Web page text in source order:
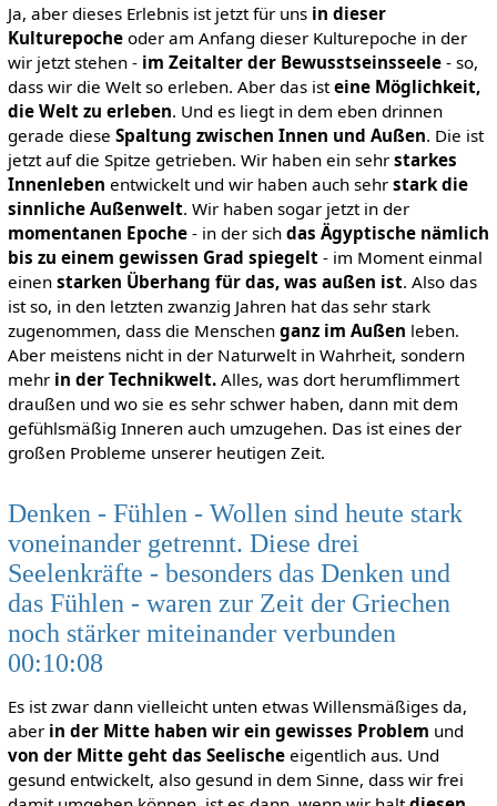
Ja, aber dieses Erlebnis ist jetzt für uns in dieser
Kulturepocheoder am Anfang dieser Kulturepoche in der
wir jetzt stehen - im Zeitalter der Bewusstseinsseele- so,
dass wir die Welt so erleben. Aber das isteine Möglichkeit,
die Welt zu erleben. Und es liegt in dem eben drinnen
gerade diese Spaltung zwischen Innen und Außen. Die ist
jetzt auf die Spitze getrieben. Wir haben ein sehr starkes
Innenleben entwickelt und wir haben auch sehr stark die
sinnliche Außenwelt. Wir haben sogar jetzt in der
momentanen Epoche- in der sich das Ägyptische nämlich
bis zu einem gewissen Grad spiegelt- im Moment einmal
einen starken Überhang für das, was außen ist. Also das
ist so, in den letzten zwanzig Jahren hat das sehr stark
zugenommen, dass die Menschen ganz im Außen leben.
Aber meistens nicht in der Naturwelt in Wahrheit, sondern
mehr in der Technikwelt.Alles, was dort herumflimmert
draußen und wo sie es sehr schwer haben, dann mit dem
gefühlsmäßig Inneren auch umzugehen. Das ist eines der
großen Probleme unserer heutigen Zeit.
Denken - Fühlen - Wollen sind heute stark
voneinander getrennt. Diese drei
Seelenkräfte - besonders das Denken und
das Fühlen - waren zur Zeit der Griechen
noch stärker miteinander verbunden
00:10:08
Es ist zwar dann vielleicht unten etwas Willensmäßiges da,
aber in der Mitte haben wir ein gewisses Problem und
von der Mitte geht das Seelischeeigentlich aus. Und
gesund entwickelt, also gesund in dem Sinne, dass wir frei